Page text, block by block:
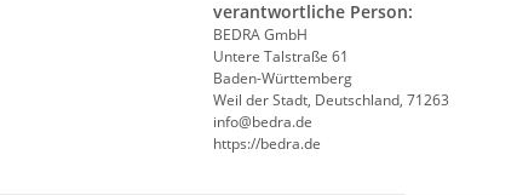
verantwortliche Person:
BEDRA GmbH
Untere Talstraße 61
Baden-Württemberg
Weil der Stadt, Deutschland, 71263
info@bedra.de
https://bedra.de